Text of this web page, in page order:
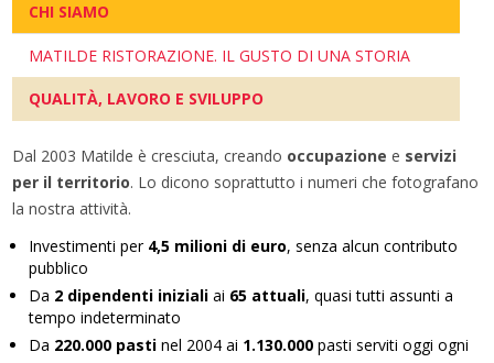
CHI SIAMO
MATILDE RISTORAZIONE. IL GUSTO DI UNA STORIA
QUALITÀ, LAVORO E SVILUPPO
Dal 2003 Matilde è cresciuta, creando occupazione e servizi
per il territorio. Lo dicono soprattutto i numeri che fotografano
la nostra attività.
Investimenti per 4,5 milioni di euro, senza alcun contributo
pubblico
Da 2 dipendenti iniziali ai 65 attuali, quasi tutti assunti a
tempo indeterminato
Da 220.000 pasti nel 2004 ai 1.130.000 pasti serviti oggi ogni